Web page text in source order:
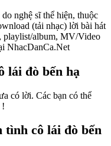
do nghệ sĩthể hiện, thuộc
(tải nhạc) lời bài hát
playlist/album, MV/Video
NhacDanCa.Net
lái đò bến hạ
có lời. Các bạn có thể
!
tình cô lái đò bến